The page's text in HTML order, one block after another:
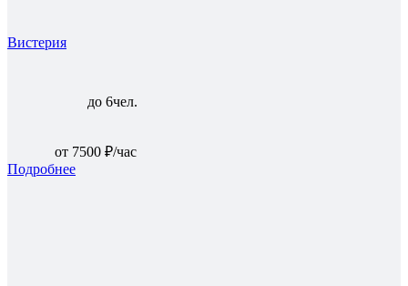
Вистерия
до 6чел.
от 7500 ₽/час
Подробнее